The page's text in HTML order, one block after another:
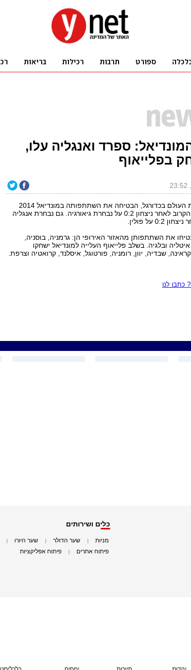
ספרד ואנגליה עלו,
בפלייאוף
נבחרת ספרד, אלופת העולם בכדורגל, הבטיחה את השתתפותה במונדיאל 2014
שייערך בברזיל בקיץ הקרוב לאחר ניצחון 0:2 על נבחרת גיאורגיה. גם נבחרת אנגליה
על פולין.
את השתתפותן מהאזור האירופי הן: גרמניה, בוסניה,
איטליה ובלגיה. בשלב פלייאוף העלייה למונדיאל ישחקו
שבדיה, יוון, רומניה, פורטוגל, איסלנד, קרואטיה וצרפת.
לנו
כלים ושירותים
מניות שער הדולר שער היורו
פיתוח אתרים פיתוח אפליקציות